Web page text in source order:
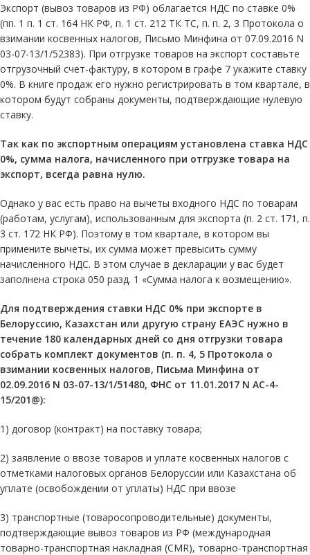
Экспорт (вывоз товаров из РФ) облагается НДС по ставке 0%
(пп. 1 п. 1 ст. 164 НК РФ, п. 1 ст. 212 ТК ТС, п. п. 2, 3 Протокола о
взимании косвенных налогов, Письмо Минфина от 07.09.2016 N
03-07-13/1/52383). При отгрузке товаров на экспорт составьте
отгрузочный счет-фактуру, в котором в графе 7 укажите ставку
0%. В книге продаж его нужно регистрировать в том квартале, в
котором будут собраны документы, подтверждающие нулевую
ставку.
Так как по экспортным операциям установлена ставка НДС
0%, сумма налога, начисленного при отгрузке товара на
экспорт, всегда равна нулю.
Однако у вас есть право на вычеты входного НДС по товарам
(работам, услугам), использованным для экспорта (п. 2 ст. 171, п.
3 ст. 172 НК РФ). Поэтому в том квартале, в котором вы
примените вычеты, их сумма может превысить сумму
начисленного НДС. В этом случае в декларации у вас будет
заполнена строка 050 разд. 1 «Сумма налога к возмещению».
Для подтверждения ставки НДС 0% при экспорте в
Белоруссию, Казахстан или другую страну ЕАЭС нужно в
течение 180 календарных дней со дня отгрузки товара
собрать комплект документов (п. п. 4, 5 Протокола о
взимании косвенных налогов, Письма Минфина от
02.09.2016 N 03-07-13/1/51480, ФНС от 11.01.2017 N АС-4-
15/201@):
1) договор (контракт) на поставку товара;
2) заявление о ввозе товаров и уплате косвенных налогов с
отметками налоговых органов Белоруссии или Казахстана об
уплате (освобождении от уплаты) НДС при ввозе
3) транспортные (товаросопроводительные) документы,
подтверждающие вывоз товаров из РФ (международная
товарно-транспортная накладная (CMR), товарно-транспортная